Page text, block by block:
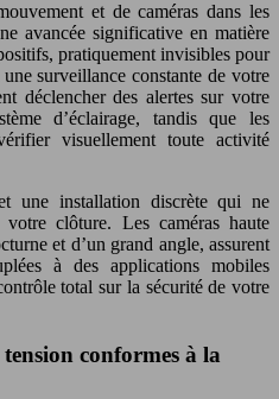
et de caméras dans les
avancée significative en matière
pratiquement invisibles pour
surveillance constante de votre
déclencher des alertes sur votre
d’éclairage, tandis que les
visuellement toute activité
une installation discrète qui ne
votre clôture. Les caméras haute
et d’un grand angle, assurent
à des applications mobiles
total sur la sécurité de votre
tension conformes à la